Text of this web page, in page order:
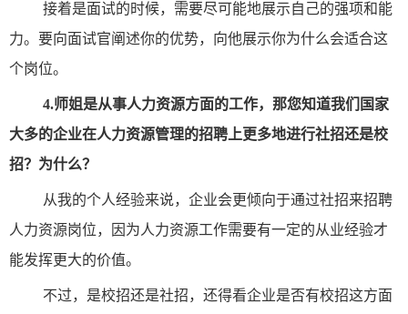
接着是面试的时候，需要尽可能地展示自己的强项和能
力。要向面试官阐述你的优势，向他展示你为什么会适合这
个岗位。
4.师姐是从事人力资源方面的工作，那您知道我们国家
大多的企业在人力资源管理的招聘上更多地进行社招还是校
招？为什么？
从我的个人经验来说，企业会更倾向于通过社招来招聘
人力资源岗位，因为人力资源工作需要有一定的从业经验才
能发挥更大的价值。
不过，是校招还是社招，还得看企业是否有校招这方面